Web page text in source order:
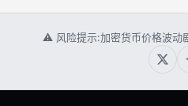
⚠ 风险提示:加密货币价格波动